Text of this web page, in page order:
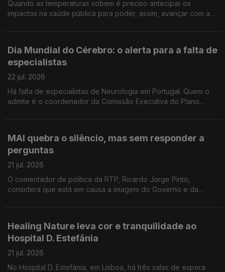
Quando as temperaturas sobem é preciso antecipar os
impactos na saúde pública para poder, assim, avançar com as
Dia Mundial do Cérebro: o alerta para a falta de
especialistas
22 jul. 2026
Há falta de especialistas de Neurologia em Portugal. Quem o
admite é o coordenador da Comissão Executiva do Plano
MAI quebra o silêncio, mas sem responder a
perguntas
21 jul. 2026
O comentador de politica da RTP, Ricardo Jorge Pinto,
considera que está em causa a imagem do Governo e da
Healing Nature leva cor e tranquilidade ao
Hospital D. Estefânia
21 jul. 2026
No Hospital D. Estefânia, em Lisboa, há três salas de espera